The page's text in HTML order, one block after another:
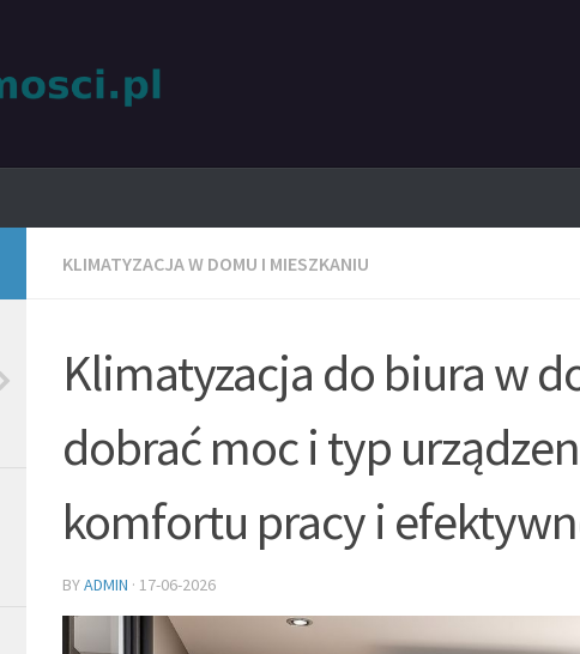
KLIMATYZACJA W DOMU I MIESZKANIU
Klimatyzacja do biura w
dobrać moc i typ
komfortu pracy i
BYADMIN · 17-06-2026